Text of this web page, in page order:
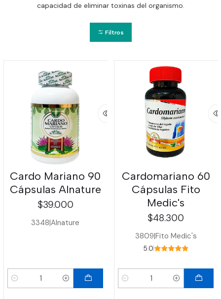
capacidad de eliminar toxinas del organismo.
Filtros
Cardo Mariano 90
Cápsulas Alnature
$39.000
3348|Alnature
Cantidad
Cardomariano 60
Cápsulas Fito
Medic's
$48.300
3809|Fito Medic's
5.0
Cantidad